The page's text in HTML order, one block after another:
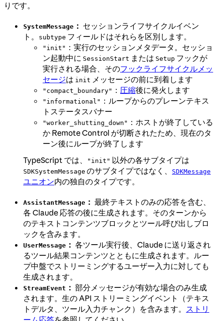
りです。
SystemMessage ： セッションライフサイクルイベン
ト。
subtype フィールドはそれらを区別します。
"init" ：実行のセッションメタデータ。セッショ
ン起動中に SessionStart または Setup フックが
実行される場合、そのフックライフサイクルメッ
セージは init メッセージの前に到着します
"compact_boundary" ： 圧縮後に発火します
"informational" ：ループからのプレーンテキス
トステータスバナー
"worker_shutting_down" ：ホストが終了している
か Remote Control が切断されたため、現在のタ
ーン後にループが終了します
TypeScript では、
"init" 以外の各サブタイプは
SDKSystemMessage のサブタイプではなく、 SDKMessage
ユニオン内の独自のタイプです。
AssistantMessage ： 最終テキストのみの応答を含む、
各 Claude 応答の後に生成されます。そのターンから
のテキストコンテンツブロックとツール呼び出しブロ
ックを含みます。
UserMessage ： 各ツール実行後、Claude に送り返され
るツール結果コンテンツとともに生成されます。ルー
プ中盤でストリーミングするユーザー入力に対しても
生成されます。
StreamEvent ： 部分メッセージが有効な場合のみ生成
されます。生の API ストリーミングイベント（テキス
トデルタ、ツール入力チャンク）を含みます。 ストリ